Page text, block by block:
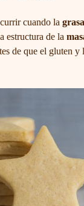
cuando la grasa
estructura de la
de que el gluten y